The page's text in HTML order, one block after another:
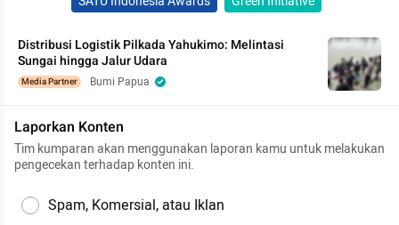
Distribusi Logistik Pilkada Yahukimo: Melintasi
Sungai hingga Jalur Udara
Media Partner Bumi Papua
Laporkan Konten
Tim kumparan akan menggunakan laporan kamu untuk melakukan
pengecekan terhadap konten ini.
Spam, Komersial, atau Iklan